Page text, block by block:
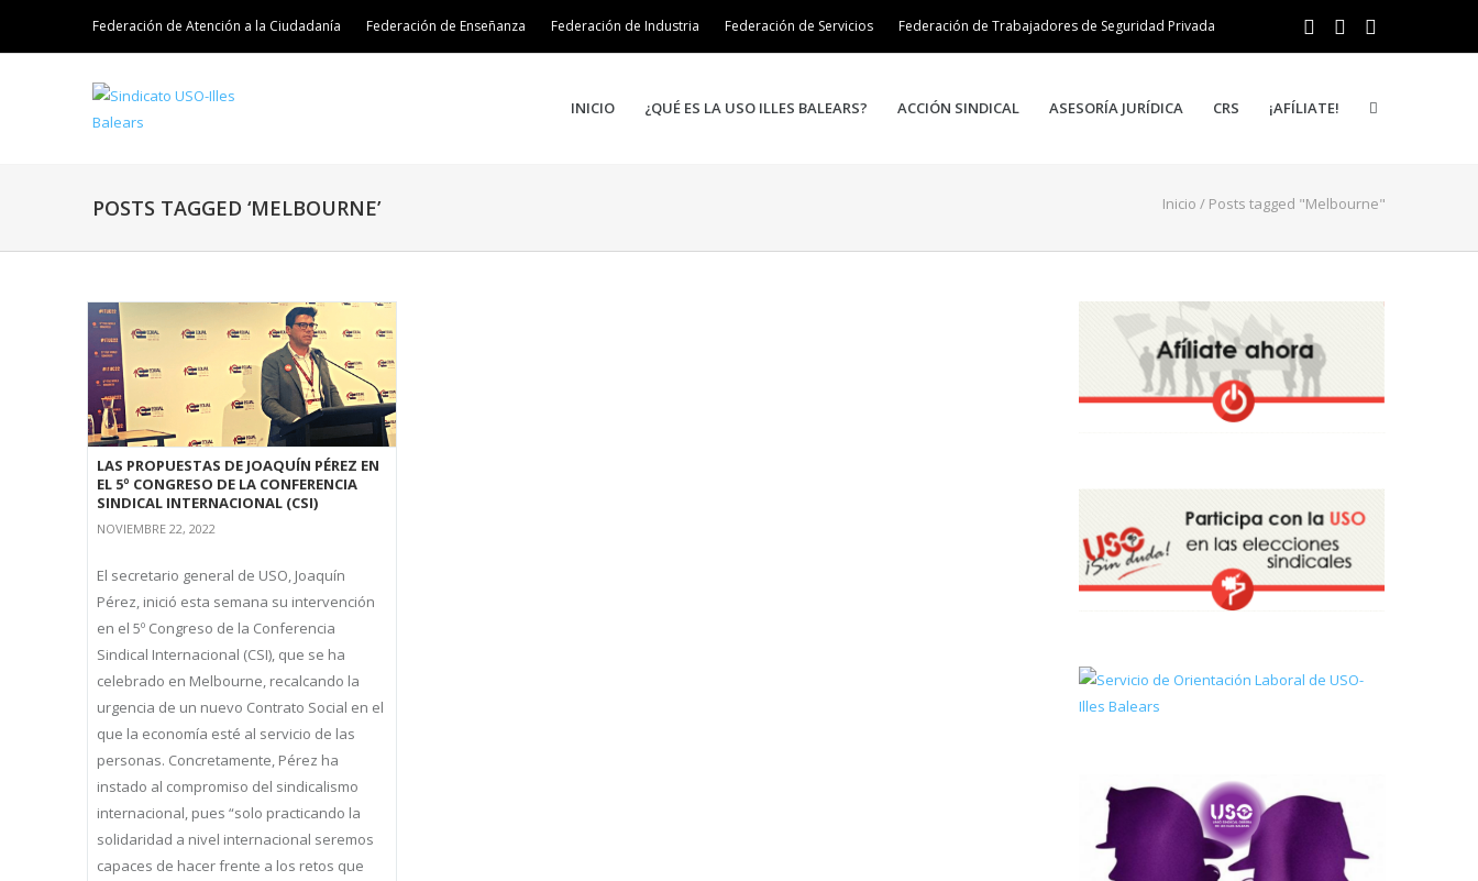
Federación de Atención a la Ciudadanía Federación de Enseñanza Federación de Industria Federación de Servicios Federación de Trabajadores de Seguridad Privada
INICIO ¿QUÉ ES LA USO ILLES BALEARS? ACCIÓN SINDICAL ASESORÍA JURÍDICA CRS ¡AFÍLIATE!
POSTS TAGGED ‘MELBOURNE’ Inicio / Posts tagged "Melbourne"
LAS PROPUESTAS DE JOAQUÍN PÉREZ EN
EL 5º CONGRESO DE LA CONFERENCIA
SINDICAL INTERNACIONAL (CSI)
NOVIEMBRE 22, 2022
El secretario general de USO, Joaquín
Pérez, inició esta semana su intervención
en el 5º Congreso de la Conferencia
Sindical Internacional (CSI), que se ha
celebrado en Melbourne, recalcando la
urgencia de un nuevo Contrato Social en el
que la economía esté al servicio de las
personas. Concretamente, Pérez ha
instado al compromiso del sindicalismo
internacional, pues “solo practicando la
solidaridad a nivel internacional seremos
capaces de hacer frente a los retos que